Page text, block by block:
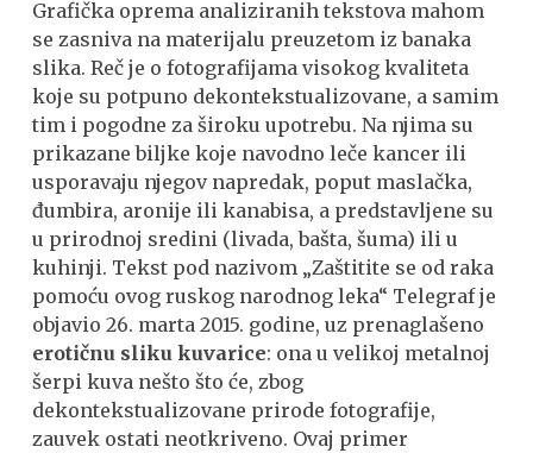
Grafička oprema analiziranih tekstova mahom
se zasniva na materijalu preuzetom iz banaka
slika. Reč je o fotografijama visokog kvaliteta
koje su potpuno dekontekstualizovane, a samim
tim i pogodne za široku upotrebu. Na njima su
prikazane biljke koje navodno leče kancer ili
usporavaju njegov napredak, poput maslačka,
đumbira, aronije ili kanabisa, a predstavljene su
u prirodnoj sredini (livada, bašta, šuma) ili u
kuhinji. Tekst pod nazivom „Zaštitite se od raka
pomoću ovog ruskog narodnog leka“ Telegraf je
objavio 26. marta 2015. godine, uz prenaglašeno
erotičnu sliku kuvarice: ona u velikoj metalnoj
šerpi kuva nešto što će, zbog
dekontekstualizovane prirode fotografije,
zauvek ostati neotkriveno. Ovaj primer